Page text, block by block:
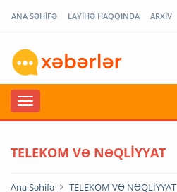
ANA SƏHİFƏ LAYİHƏ HAQQINDA ARXİV
TELEKOM VƏ NƏQLİYYAT
Ana Səhifə TELEKOM VƏ NƏQLİYYAT